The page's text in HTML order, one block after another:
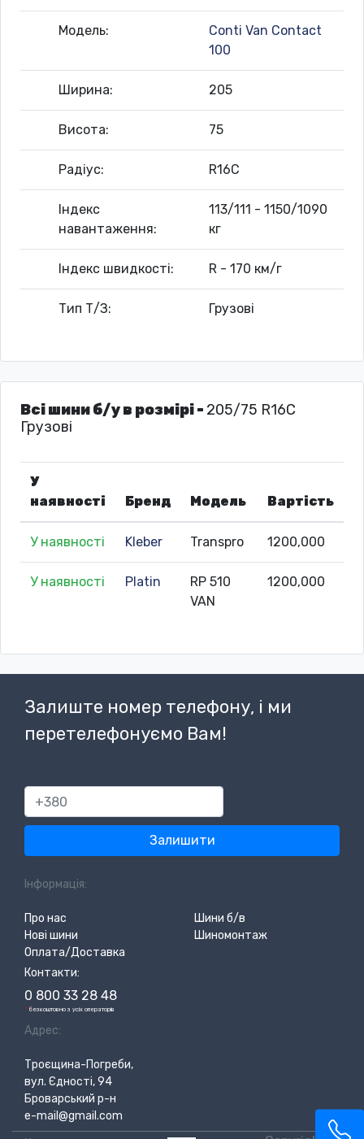
Модель:
Conti Van Contact
100
Ширина: 205
Висота: 75
Радіус: R16C
Індекс
навантаження:
113/111 - 1150/1090
кг
Індекс швидкості: R - 170 км/г
Тип Т/З: Грузові
Всі шини б/у в розмірі - 205/75 R16C
Грузові
У
наявності
Бренд Модель Вартість
У наявності Kleber Transpro 1200,000
У наявності Platin
RP 510
VAN
1200,000
Залиште номер телефону, і ми
перетелефонуємо Вам!
380
Залишити
Інформація:
Про нас
Шини б/в
Нові шини
Шиномонтаж
Оплата/Доставка
Контакти:
0 800 33 28 48
*безкоштовно з усіх операторів
Адрес:
Троєщина-Погреби,
вул. Єдності, 94
Броварський р-н
e-mail@gmail.com